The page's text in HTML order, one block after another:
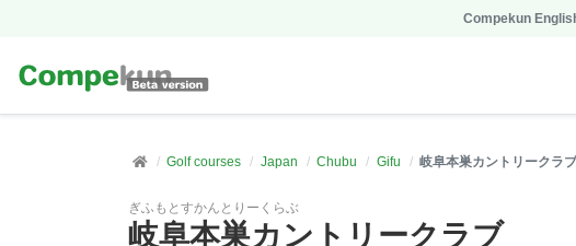
Compekun
Golf courses Japan Chubu Gifu 岐阜本巣カントリークラブ
ぎふもとすかんとりーくらぶ
岐阜本巣カントリークラブ